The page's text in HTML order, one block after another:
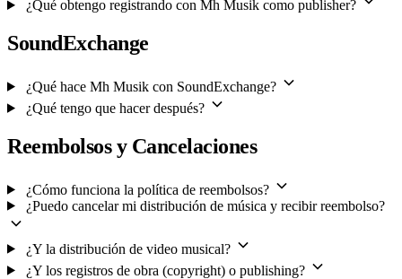
¿Qué obtengo registrando con Mh Musik como publisher?
SoundExchange
¿Qué hace Mh Musik con SoundExchange?
¿Qué tengo que hacer después?
Reembolsos y Cancelaciones
¿Cómo funciona la política de reembolsos?
¿Puedo cancelar mi distribución de música y recibir reembolso?
¿Y la distribución de video musical?
¿Y los registros de obra (copyright) o publishing?